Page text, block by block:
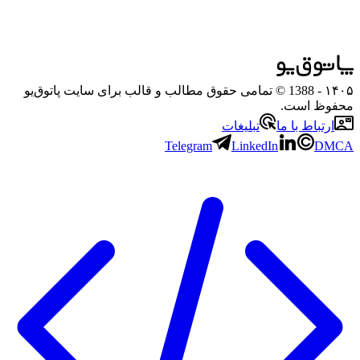
۱۴۰۵
- 1388 © تمامی حقوق مطالب و قالب برای سایت پاتوق‌یو
محفوظ است.
ارتباط با ما
تبلیغات
Telegram
LinkedIn DMCA